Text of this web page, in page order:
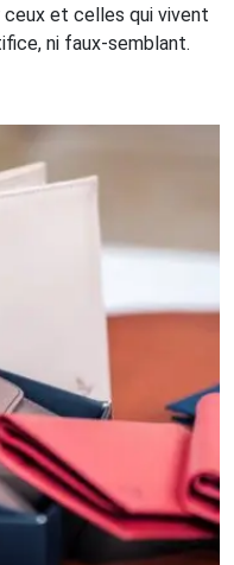
et celles qui vivent
ni faux-semblant.